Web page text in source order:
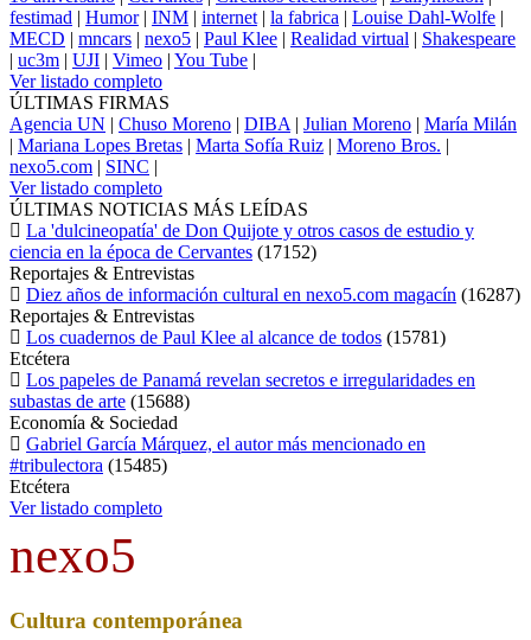
festimad | Humor| INM | internet | la fabrica | Louise Dahl-Wolfe |
MECD | mncars | nexo5 | Paul Klee | Realidad virtual | Shakespeare
| uc3m | UJI | Vimeo | You Tube |
Ver listado completo
ÚLTIMAS FIRMAS
Agencia UN | Chuso Moreno | DIBA | Julian Moreno | María Milán
| Mariana Lopes Bretas | Marta Sofía Ruiz | Moreno Bros. |
nexo5.com | SINC |
Ver listado completo
ÚLTIMAS NOTICIAS MÁS LEÍDAS
La 'dulcineopatía' de Don Quijote y otros casos de estudio y
ciencia en la época de Cervantes (17152)
Reportajes & Entrevistas
Diez años de información cultural en nexo5.com magacín (16287)
Reportajes & Entrevistas
Los cuadernos de Paul Klee al alcance de todos (15781)
Etcétera
Los papeles de Panamá revelan secretos e irregularidades en
subastas de arte (15688)
Economía & Sociedad
Gabriel García Márquez, el autor más mencionado en
#tribulectora (15485)
Etcétera
Ver listado completo
nexo5
Cultura contemporánea